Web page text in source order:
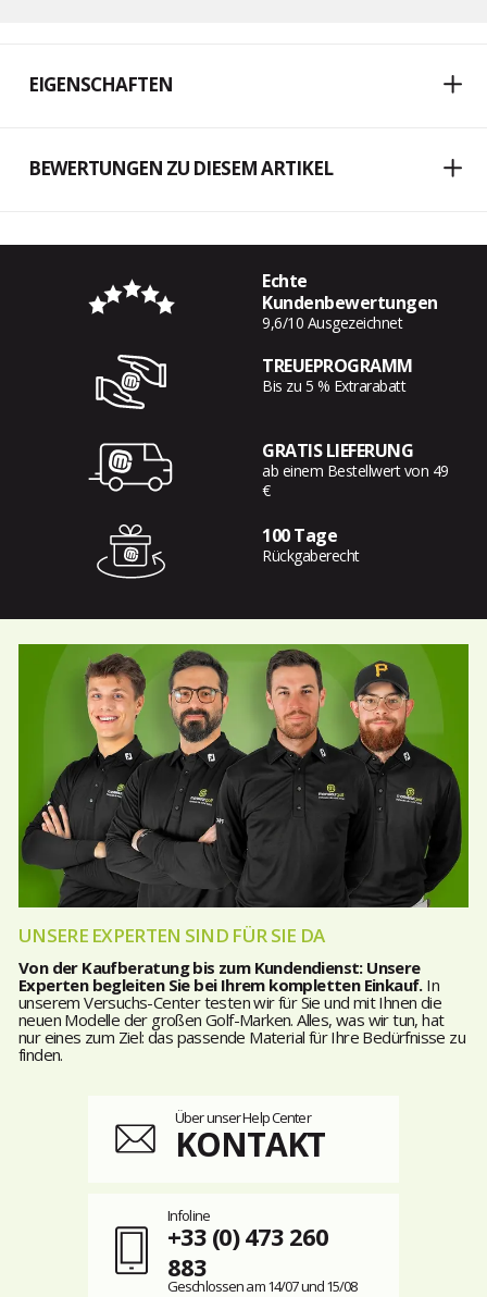
EIGENSCHAFTEN
BEWERTUNGEN ZU DIESEM ARTIKEL
Echte
Kundenbewertungen
9,6/10 Ausgezeichnet
TREUEPROGRAMM
Bis zu 5 % Extrarabatt
GRATIS LIEFERUNG
ab einem Bestellwert von 49
€
100 Tage
Rückgaberecht
UNSERE EXPERTEN SIND FÜR SIE DA
Von der Kaufberatung bis zum Kundendienst: Unsere
Experten begleiten Sie bei Ihrem kompletten Einkauf.In
unserem Versuchs-Center testen wir für Sie und mit Ihnen die
neuen Modelle der großen Golf-Marken. Alles, was wir tun, hat
nur eines zum Ziel: das passende Material für Ihre Bedürfnisse zu
finden.
Über unser Help Center
KONTAKT
Infoline
+33 (0) 473 260
883
Geschlossen am 14/07 und 15/08